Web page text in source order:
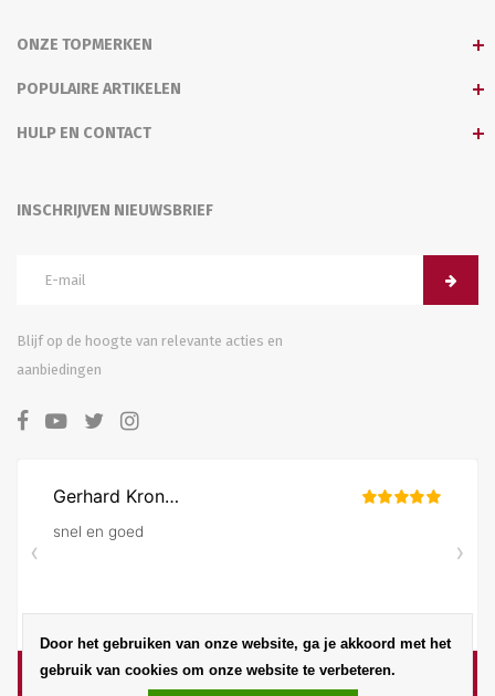
ONZE TOPMERKEN
POPULAIRE ARTIKELEN
HULP EN CONTACT
INSCHRIJVEN NIEUWSBRIEF
Blijf op de hoogte van relevante acties en
aanbiedingen
Door het gebruiken van onze website, ga je akkoord met het
gebruik van cookies om onze website te verbeteren.